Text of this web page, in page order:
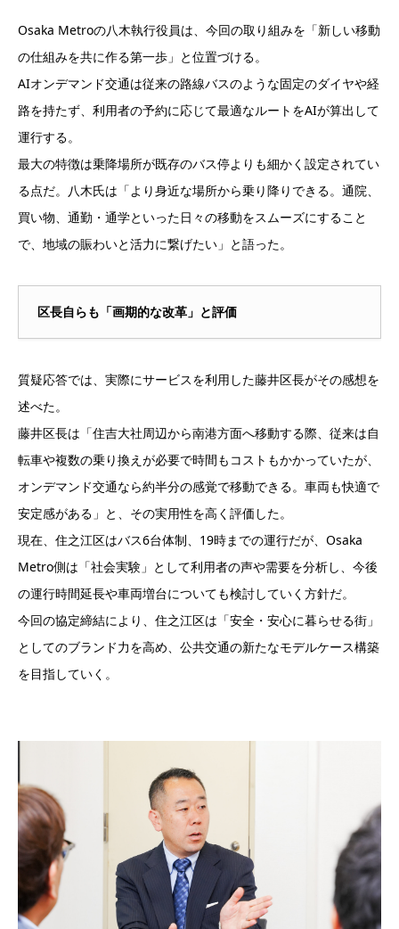
Osaka Metroの八木執行役員は、今回の取り組みを「新しい移動
の仕組みを共に作る第一歩」と位置づける。
AIオンデマンド交通は従来の路線バスのような固定のダイヤや経
路を持たず、利用者の予約に応じて最適なルートをAIが算出して
運行する。
最大の特徴は乗降場所が既存のバス停よりも細かく設定されてい
る点だ。八木氏は「より身近な場所から乗り降りできる。通院、
買い物、通勤・通学といった日々の移動をスムーズにすること
で、地域の賑わいと活力に繋げたい」と語った。
区長自らも「画期的な改革」と評価
質疑応答では、実際にサービスを利用した藤井区長がその感想を
述べた。
藤井区長は「住吉大社周辺から南港方面へ移動する際、従来は自
転車や複数の乗り換えが必要で時間もコストもかかっていたが、
オンデマンド交通なら約半分の感覚で移動できる。車両も快適で
安定感がある」と、その実用性を高く評価した。
現在、住之江区はバス6台体制、19時までの運行だが、Osaka
Metro側は「社会実験」として利用者の声や需要を分析し、今後
の運行時間延長や車両増台についても検討していく方針だ。
今回の協定締結により、住之江区は「安全・安心に暮らせる街」
としてのブランド力を高め、公共交通の新たなモデルケース構築
を目指していく。